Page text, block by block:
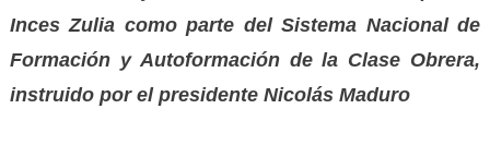
Inces Zulia como parte del Sistema Nacional de
Formación y Autoformación de la Clase Obrera,
instruido por el presidente Nicolás Maduro